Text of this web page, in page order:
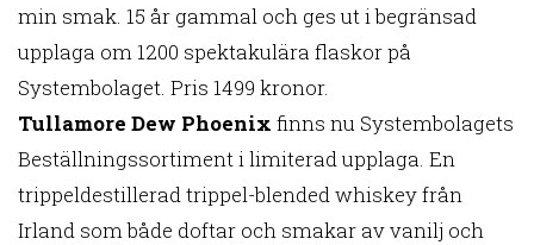
min smak. 15 år gammal och ges ut i begränsad
upplaga om 1200 spektakulära flaskor på
Systembolaget. Pris 1499 kronor.
Tullamore Dew Phoenix finns nu Systembolagets
Beställningssortiment i limiterad upplaga. En
trippeldestillerad trippel-blended whiskey från
Irland som både doftar och smakar av vanilj och